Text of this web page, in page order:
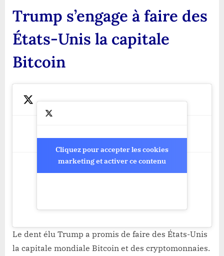
Trump s’engage à faire des
États-Unis la capitale
Bitcoin
Cliquez pour accepter les cookies
marketing et activer ce contenu
Cliquez pour accepter les cookies
marketing et activer ce contenu
Le dent élu Trump a promis de faire des États-Unis
la capitale mondiale Bitcoin et des cryptomonnaies.